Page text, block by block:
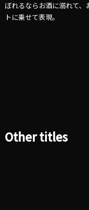
ぼれるならお酒に溺れて
トに乗せて表現。
Other titles